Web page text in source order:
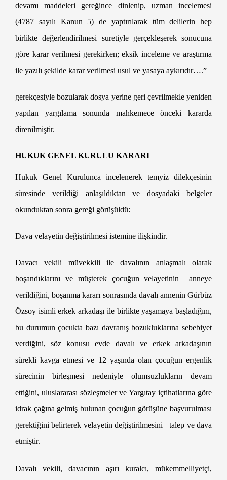
devamı maddeleri gereğince dinlenip, uzman incelemesi
(4787 sayılı Kanun 5) de yaptırılarak tüm delilerin hep
birlikte değerlendirilmesi suretiyle gerçekleşerek sonucuna
göre karar verilmesi gerekirken; eksik inceleme ve araştırma
ile yazılı şekilde karar verilmesi usul ve yasaya aykırıdır….”
gerekçesiyle bozularak dosya yerine geri çevrilmekle yeniden
yapılan yargılama sonunda mahkemece önceki kararda
direnilmiştir.
HUKUK GENEL KURULU KARARI
Hukuk Genel Kurulunca incelenerek temyiz dilekçesinin
süresinde verildiği anlaşıldıktan ve dosyadaki belgeler
okunduktan sonra gereği görüşüldü:
Dava velayetin değiştirilmesi istemine ilişkindir.
Davacı vekili müvekkili ile davalının anlaşmalı olarak
boşandıklarını ve müşterek çocuğun velayetinin anneye
verildiğini, boşanma kararı sonrasında davalı annenin Gürbüz
Özsoy isimli erkek arkadaşı ile birlikte yaşamaya başladığını,
bu durumun çocukta bazı davranış bozukluklarına sebebiyet
verdiğini, söz konusu evde davalı ve erkek arkadaşının
sürekli kavga etmesi ve 12 yaşında olan çocuğun ergenlik
sürecinin birleşmesi nedeniyle olumsuzlukların devam
ettiğini, uluslararası sözleşmeler ve Yargıtay içtihatlarına göre
idrak çağına gelmiş bulunan çocuğun görüşüne başvurulması
gerektiğini belirterek velayetin değiştirilmesini talep ve dava
etmiştir.
Davalı vekili, davacının aşırı kuralcı, mükemmelliyetçi,